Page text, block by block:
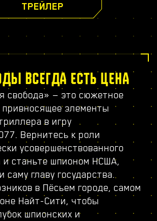
ТРЕЙЛЕР
ВСЕГДА ЕСТЬ ЦЕНА
свобода» — это сюжетное
привносящее элементы
в игру
Вернитесь к роли
усовершенствованного
и станьте шпионом НСША,
саму главу государства.
в Пёсьем городе, самом
Найт-Сити, чтобы
шпионских и